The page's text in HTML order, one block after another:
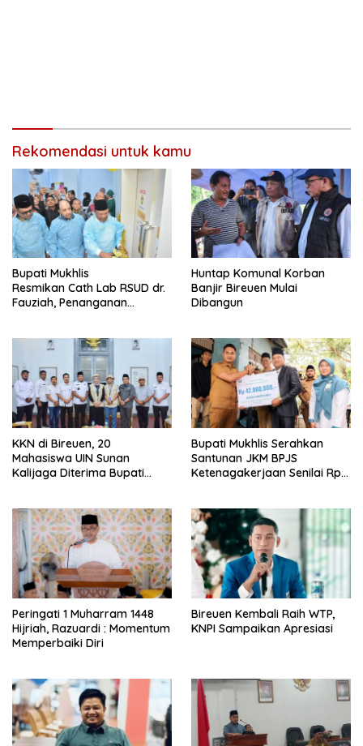
Rekomendasi untuk kamu
Bupati Mukhlis
Resmikan Cath Lab RSUD dr.
Fauziah, Penanganan
Huntap Komunal Korban
Banjir Bireuen Mulai
Dibangun
KKN di Bireuen, 20
Mahasiswa UIN Sunan
Kalijaga Diterima Bupati
Bupati Mukhlis Serahkan
Santunan JKM BPJS
Ketenagakerjaan Senilai Rp
Peringati 1 Muharram 1448
Hijriah, Razuardi : Momentum
Bireuen Kembali Raih WTP,
KNPI Sampaikan Apresiasi